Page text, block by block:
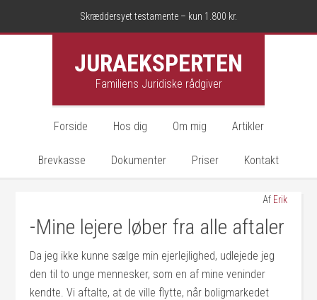
Skræddersyet testamente – kun 1.800 kr.
JURAEKSPERTEN
Familiens Juridiske rådgiver
Forside Hos dig Om mig Artikler
Brevkasse Dokumenter Priser Kontakt
Af Erik
-Mine lejere løber fra alle aftaler
Da jeg ikke kunne sælge min ejerlejlighed, udlejede jeg
den til to unge mennesker, som en af mine veninder
kendte. Vi aftalte, at de ville flytte, når boligmarkedet